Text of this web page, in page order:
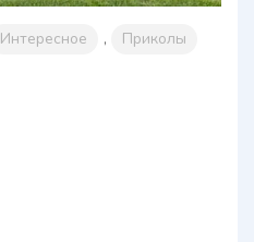
Интересное , Приколы